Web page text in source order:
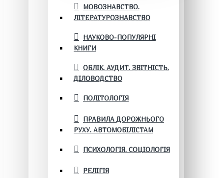
МОВОЗНАВСТВО.
ЛІТЕРАТУРОЗНАВСТВО
НАУКОВО-ПОПУЛЯРНІ
КНИГИ
ОБЛІК. АУДИТ. ЗВІТНІСТЬ.
ДІЛОВОДСТВО
ПОЛІТОЛОГІЯ
ПРАВИЛА ДОРОЖНЬОГО
РУХУ. АВТОМОБІЛІСТАМ
ПСИХОЛОГІЯ. СОЦІОЛОГІЯ
РЕЛІГІЯ